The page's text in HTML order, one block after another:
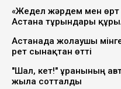
«Жедел жәрдем мен өрт
Астана тұрғындары
Астанада жолаушы
рет сынақтан өтті
"Шал, кет!" ұранының
жылға сотталды